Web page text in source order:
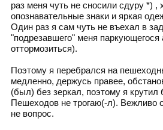
раз меня чуть не сносили сдуру *) ,
опознавательные знаки и яркая
Один раз я сам чуть не въехал в
"подрезавшего" меня паркующегося
оттормозиться).
Поэтому я перебрался на
медленно, держусь правее,
(был) без зеркал, поэтому я крутил
Пешеходов не трогаю(-л). Вежливо
не вопрос.